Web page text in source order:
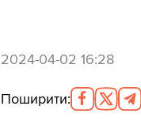
2024-04-02 16:28
Поширити: